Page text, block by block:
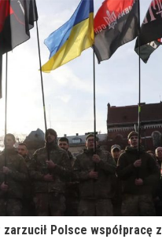
Polsce współpracę z